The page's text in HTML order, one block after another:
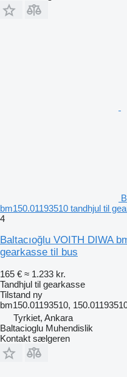
bm150.01193510 tandhjul til
4
Baltacıoğlu VOITH DIWA
gearkasse til bus
165 € ≈ 1.233 kr.
Tandhjul til gearkasse
Tilstand ny
bm150.01193510,
Tyrkiet, Ankara
Baltacioglu Muhendislik
Kontakt sælgeren